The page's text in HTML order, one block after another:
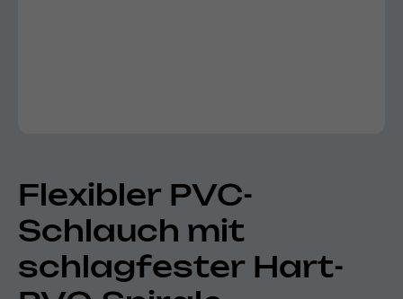
Flexibler PVC-
Schlauch mit
schlagfester Hart-